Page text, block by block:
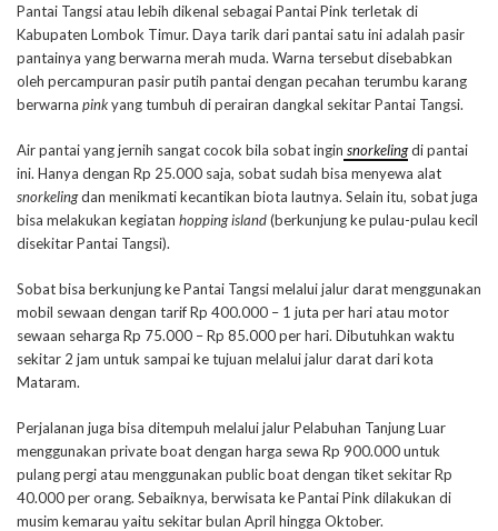
Pantai Tangsi atau lebih dikenal sebagai Pantai Pink terletak di
Kabupaten Lombok Timur. Daya tarik dari pantai satu ini adalah pasir
pantainya yang berwarna merah muda. Warna tersebut disebabkan
oleh percampuran pasir putih pantai dengan pecahan terumbu karang
berwarna pinkyang tumbuh di perairan dangkal sekitar Pantai Tangsi.
Air pantai yang jernih sangat cocok bila sobat ingin snorkelingdi pantai
ini. Hanya dengan Rp 25.000 saja, sobat sudah bisa menyewa alat
snorkelingdan menikmati kecantikan biota lautnya. Selain itu, sobat juga
bisa melakukan kegiatan hopping island(berkunjung ke pulau-pulau kecil
disekitar Pantai Tangsi).
Sobat bisa berkunjung ke Pantai Tangsi melalui jalur darat menggunakan
mobil sewaan dengan tarif Rp 400.000 – 1 juta per hari atau motor
sewaan seharga Rp 75.000 – Rp 85.000 per hari. Dibutuhkan waktu
sekitar 2 jam untuk sampai ke tujuan melalui jalur darat dari kota
Mataram.
Perjalanan juga bisa ditempuh melalui jalur Pelabuhan Tanjung Luar
menggunakan private boat dengan harga sewa Rp 900.000 untuk
pulang pergi atau menggunakan public boat dengan tiket sekitar Rp
40.000 per orang. Sebaiknya, berwisata ke Pantai Pink dilakukan di
musim kemarau yaitu sekitar bulan April hingga Oktober.